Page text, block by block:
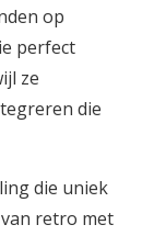
op
perfect
ze
die
die uniek
retro met